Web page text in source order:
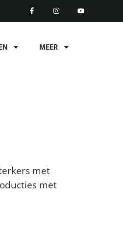
MEER
met
met